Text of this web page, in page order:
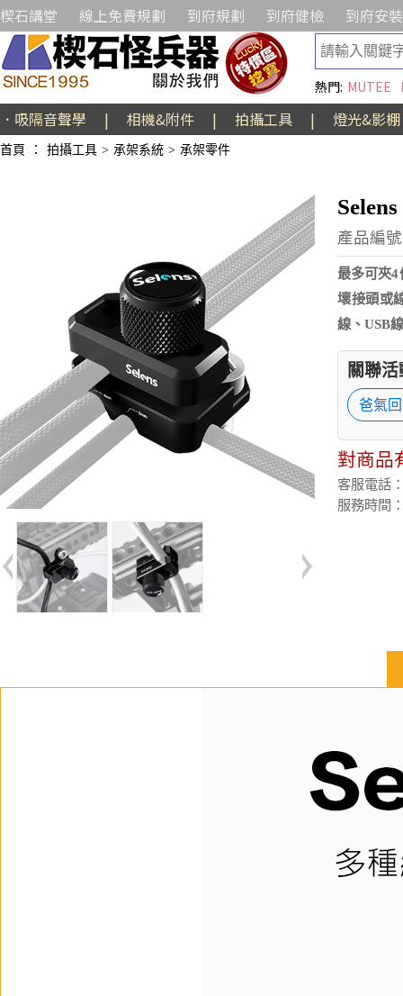
楔石講堂 線上免費規劃 到府規劃 到府健檢 到府安裝
熱門: MUTEE
．吸隔音聲學 | 相機&附件 | 拍攝工具 | 燈光&影棚
首頁 ： 拍攝工具 > 承架系統 > 承架零件
產品編
最多可夾
壞接頭或
線、USB
關聯
爸氣
對商品
客服電話
服務時間